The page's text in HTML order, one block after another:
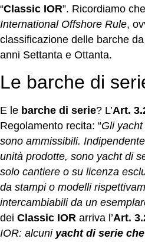
“Classic IOR”. Ricordiamo che
International Offshore Rule,
classificazione delle barche
anni Settanta e Ottanta.
Le barche di
E le barche di serie? L’Art.
Regolamento recita: “Gli
sono ammissibili.
unità prodotte, sono yacht di
solo cantiere o su licenza
da stampi o modelli
intercambiabili da un
dei Classic IOR arriva l’Art.
IOR: alcuni yacht di serie